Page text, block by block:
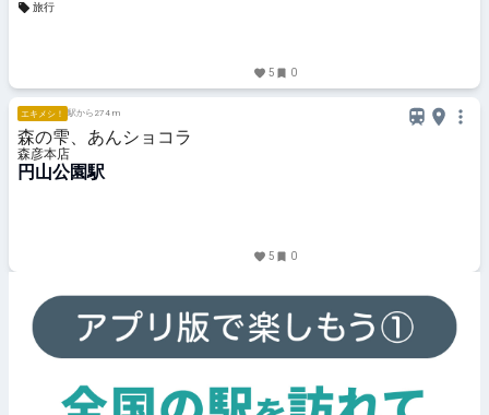
旅行
5 0
エキメシ！ 駅から274 m
森の雫、あんショコラ
森彦本店
円山公園駅
5 0